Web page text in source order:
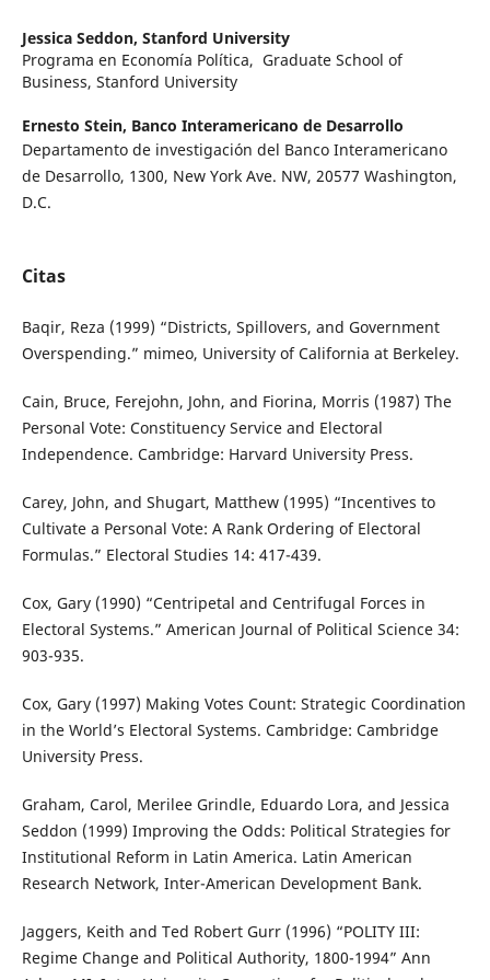
Jessica Seddon, Stanford University
Programa en Economía Política, Graduate School of
Business, Stanford University
Ernesto Stein, Banco Interamericano de Desarrollo
Departamento de investigación del Banco Interamericano
de Desarrollo, 1300, New York Ave. NW, 20577 Washington,
D.C.
Citas
Baqir, Reza (1999) “Districts, Spillovers, and Government
Overspending.” mimeo, University of California at Berkeley.
Cain, Bruce, Ferejohn, John, and Fiorina, Morris (1987) The
Personal Vote: Constituency Service and Electoral
Independence. Cambridge: Harvard University Press.
Carey, John, and Shugart, Matthew (1995) “Incentives to
Cultivate a Personal Vote: A Rank Ordering of Electoral
Formulas.” Electoral Studies 14: 417-439.
Cox, Gary (1990) “Centripetal and Centrifugal Forces in
Electoral Systems.” American Journal of Political Science 34:
903-935.
Cox, Gary (1997) Making Votes Count: Strategic Coordination
in the World’s Electoral Systems. Cambridge: Cambridge
University Press.
Graham, Carol, Merilee Grindle, Eduardo Lora, and Jessica
Seddon (1999) Improving the Odds: Political Strategies for
Institutional Reform in Latin America. Latin American
Research Network, Inter-American Development Bank.
Jaggers, Keith and Ted Robert Gurr (1996) “POLITY III:
Regime Change and Political Authority, 1800-1994” Ann